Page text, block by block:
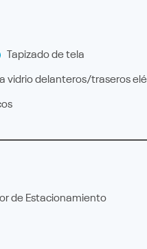
Tapizado de tela
vidrio delanteros/traseros
de Estacionamiento